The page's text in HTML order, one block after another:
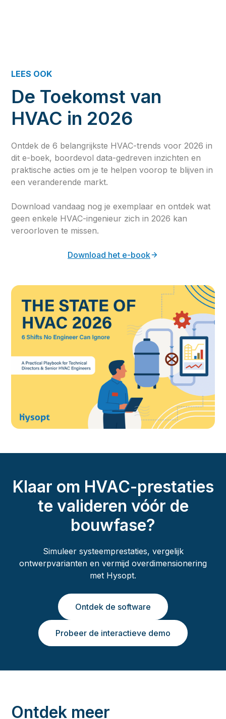
LEES OOK
De Toekomst van
HVAC in 2026
Ontdek de 6 belangrijkste HVAC-trends voor 2026 in
dit e-boek, boordevol data-gedreven inzichten en
praktische acties om je te helpen voorop te blijven in
een veranderende markt.
Download vandaag nog je exemplaar en ontdek wat
geen enkele HVAC-ingenieur zich in 2026 kan
veroorloven te missen.
Download het e-book
Klaar om HVAC-prestaties
te valideren vóór de
bouwfase?
Simuleer systeemprestaties, vergelijk
ontwerpvarianten en vermijd overdimensionering
met Hysopt.
Ontdek de software
Probeer de interactieve demo
Ontdek meer